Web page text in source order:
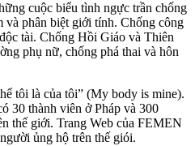
cuộc biểu tình ngực trần chống
và phân biệt giới tính. Chống công
tài. Chống Hồi Giáo và Thiên
phụ nữ, chống phá thai và hôn
tôi là của tôi” (My body is mine).
30 thành viên ở Pháp và 300
thế giới. Trang Web của FEMEN
ủng hộ trên thế giói.